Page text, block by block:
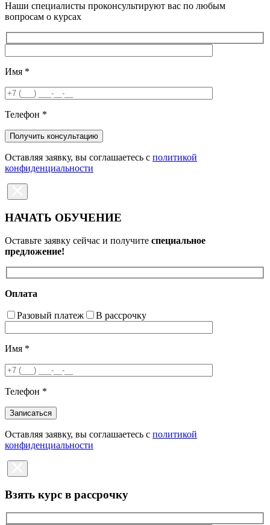
Наши специалисты проконсультируют вас по любым
вопросам о курсах
Имя *
Телефон *
Оставляя заявку, вы соглашаетесь с политикой
конфиденциальности
НАЧАТЬ ОБУЧЕНИЕ
Оставьте заявку сейчас и получите специальное
предложение!
Оплата
Разовый платеж В рассрочку
Имя *
Телефон *
Оставляя заявку, вы соглашаетесь с политикой
конфиденциальности
Взять курс в рассрочку